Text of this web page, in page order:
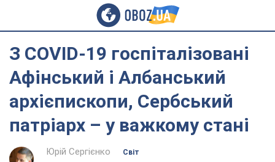
З COVID-19 госпіталізовані
Афінський і Албанський
архієпископи, Сербський
патріарх – у важкому стані
Юрій Сергієнко
Світ